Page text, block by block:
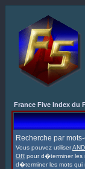
France Five Index du
Recherche par
Vous pouvez utiliserAND
OR pour d�terminer
d�terminer les mots